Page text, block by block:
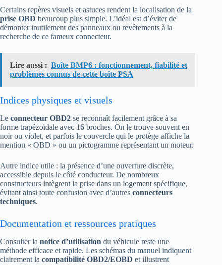
Certains repères visuels et astuces rendent la localisation de la
prise OBD beaucoup plus simple. L’idéal est d’éviter de
démonter inutilement des panneaux ou revêtements à la
recherche de ce fameux connecteur.
Lire aussi : Boîte BMP6 : fonctionnement, fiabilité et
problèmes connus de cette boîte PSA
Indices physiques et visuels
Le connecteur OBD2 se reconnaît facilement grâce à sa
forme trapézoïdale avec 16 broches. On le trouve souvent en
noir ou violet, et parfois le couvercle qui le protège affiche la
mention « OBD » ou un pictogramme représentant un moteur.
Autre indice utile : la présence d’une ouverture discrète,
accessible depuis le côté conducteur. De nombreux
constructeurs intègrent la prise dans un logement spécifique,
évitant ainsi toute confusion avec d’autres connecteurs
techniques.
Documentation et ressources pratiques
Consulter la notice d’utilisation du véhicule reste une
méthode efficace et rapide. Les schémas du manuel indiquent
clairement la compatibilité OBD2/EOBD et illustrent